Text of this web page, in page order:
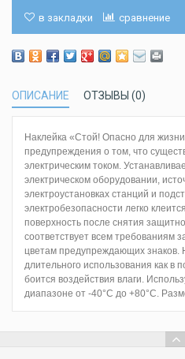
в закладки сравнение
ОПИСАНИЕ ОТЗЫВЫ (0)
Наклейка «Стой! Опасно для
предупреждения о том, что
электрическим током.
электрическом оборудовании,
электроустановках станций и
электробезопасности легко
поверхность после снятия
соответствует всем требованиям
цветам предупреждающих знаков.
длительного использования как в
боится воздействия влаги.
диапазоне от -40°C до +80°C.